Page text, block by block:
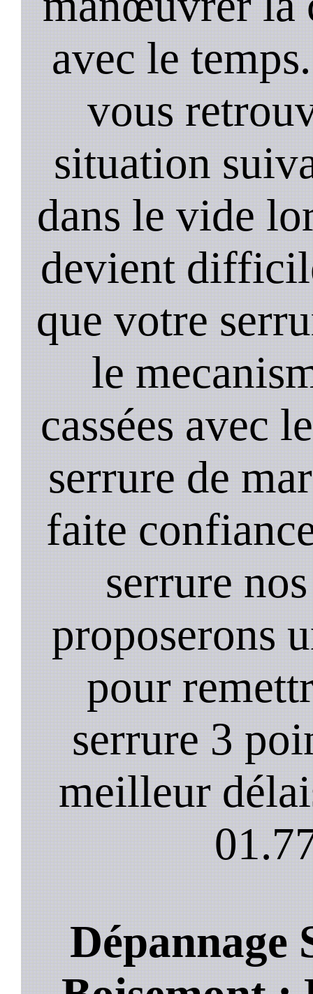
avec le
vous
situation
dans le vide
devient
que votre
le
cassées avec
serrure de
faite
serrure
proposerons
pour
serrure 3
meilleur
Dépannage